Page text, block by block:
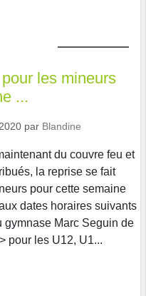
les mineurs
...
par Blandine
du couvre feu et
la reprise se fait
pour cette semaine
dates horaires suivants
gymnase Marc Seguin de
les U12, U1...